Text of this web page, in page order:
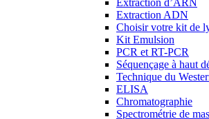
Extraction d’ARN
Extraction ADN
Choisir votre kit de
Kit Emulsion
PCR et RT-PCR
Séquençage à haut
Technique du
ELISA
Chromatographie
Spectrométrie de